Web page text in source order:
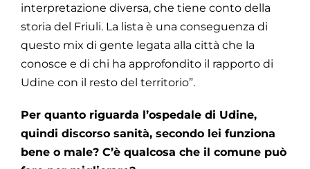
interpretazione diversa, che tiene conto della
storia del Friuli. La lista è una conseguenza di
questo mix di gente legata alla città che la
conosce e di chi ha approfondito il rapporto di
Udine con il resto del territorio”.
Per quanto riguarda l’ospedale di Udine,
quindi discorso sanità, secondo lei funziona
bene o male? C’è qualcosa che il comune può